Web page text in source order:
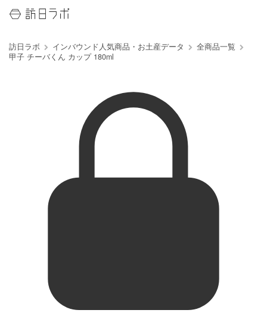
訪日ラボ インバウンド人気商品・お土産データ
全商品一覧
甲子 チーバくん カップ 180ml